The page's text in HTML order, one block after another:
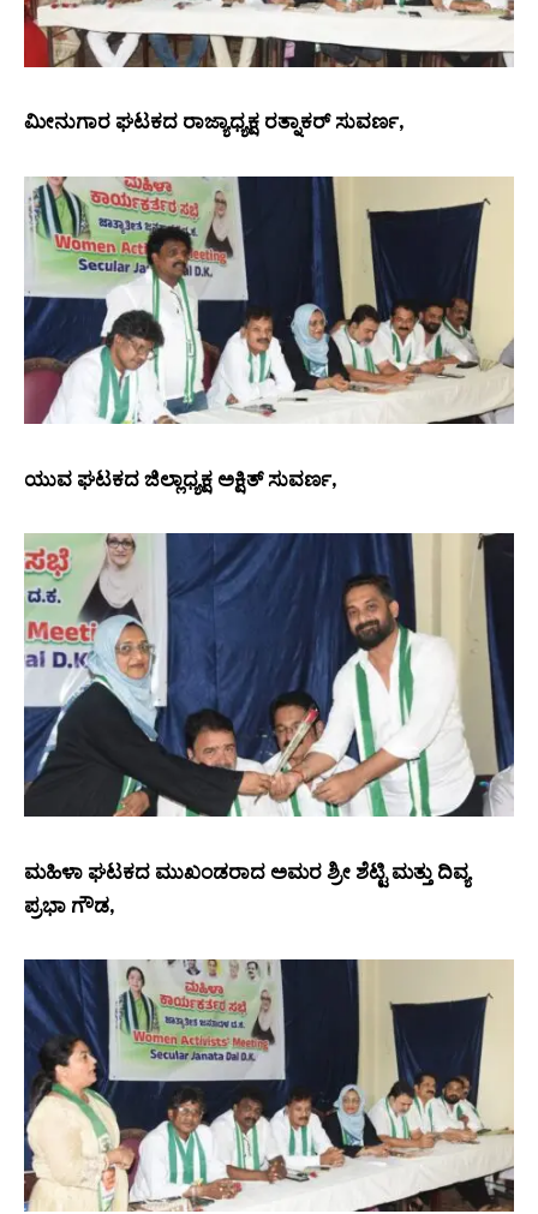
ಮೀನುಗಾರ ಘಟಕದ ರಾಜ್ಯಾಧ್ಯಕ್ಷ ರತ್ನಾಕರ್ ಸುವರ್ಣ,
ಯುವ ಘಟಕದ ಜಿಲ್ಲಾಧ್ಯಕ್ಷ ಅಕ್ಷಿತ್ ಸುವರ್ಣ,
ಮಹಿಳಾ ಘಟಕದ ಮುಖಂಡರಾದ ಅಮರ ಶ್ರೀ ಶೆಟ್ಟಿ ಮತ್ತು ದಿವ್ಯ
ಪ್ರಭಾ ಗೌಡ,